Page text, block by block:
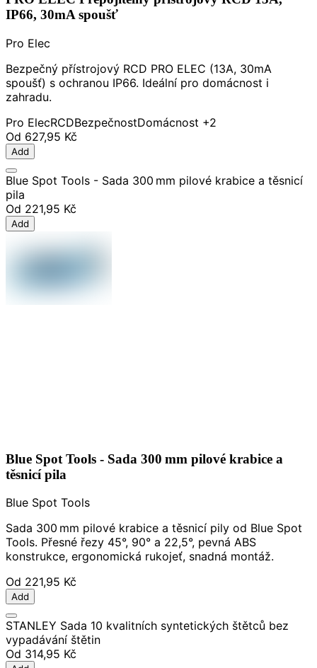
IP66, 30mA spoušť
Pro Elec
Bezpečný přístrojový RCD PRO ELEC (13A, 30mA
spoušť) s ochranou IP66. Ideální pro domácnost i
zahradu.
Pro ElecRCDBezpečnostDomácnost +2
Od 627,95 Kč
Add
Blue Spot Tools - Sada 300 mm pilové krabice a těsnicí
pila
Od 221,95 Kč
Add
Blue Spot Tools - Sada 300 mm pilové krabice a
těsnicí pila
Blue Spot Tools
Sada 300 mm pilové krabice a těsnicí pily od Blue Spot
Tools. Přesné řezy 45°, 90° a 22,5°, pevná ABS
konstrukce, ergonomická rukojeť, snadná montáž.
Od 221,95 Kč
Add
STANLEY Sada 10 kvalitních syntetických štětců bez
vypadávání štětin
Od 314,95 Kč